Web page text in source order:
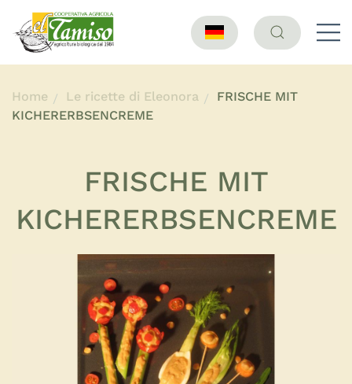
Home Le ricette di Eleonora
FRISCHE MIT
KICHERERBSENCREME
FRISCHE MIT
KICHERERBSENCREME